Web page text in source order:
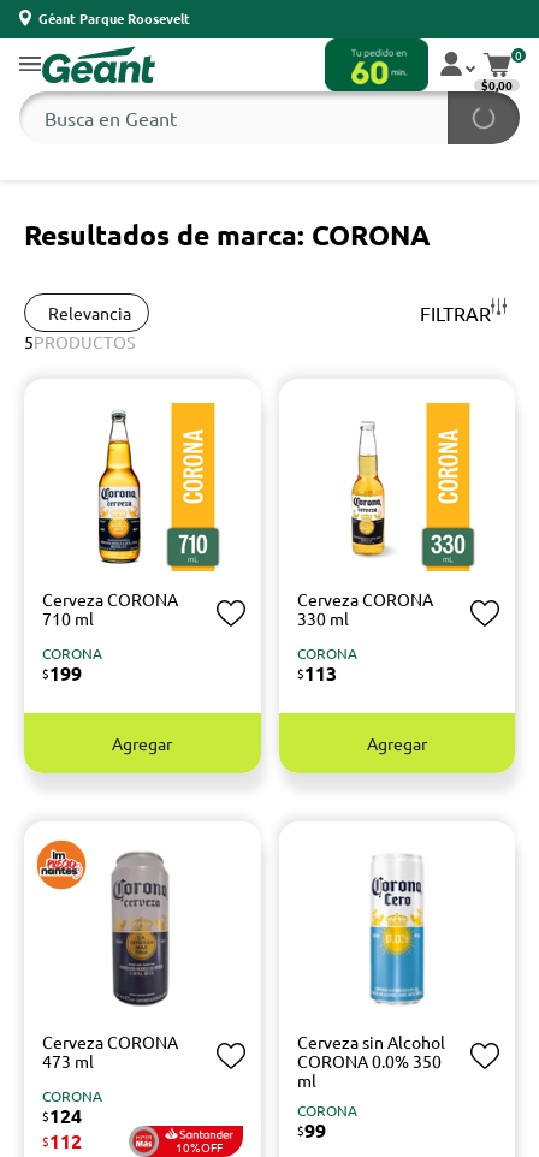
Géant Parque Roosevelt
0
$0,00
Resultados de marca: CORONA
Relevancia FILTRAR
5PRODUCTOS
Cerveza CORONA
710 ml
CORONA
$199
Agregar
Cerveza CORONA
330 ml
CORONA
$113
Agregar
Cerveza CORONA
473 ml
CORONA
$124
$112 10%OFF
Cerveza sin Alcohol
CORONA 0.0% 350
ml
CORONA
$99